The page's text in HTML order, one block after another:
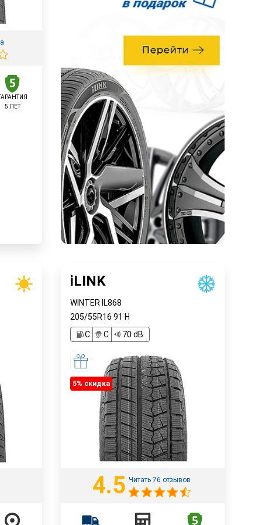
5 ЛЕТ
iLINK
WINTER IL868
205/55R16 91 H
C
C 70 dB
5% cкидка
4.5 Читать 76 отзывов